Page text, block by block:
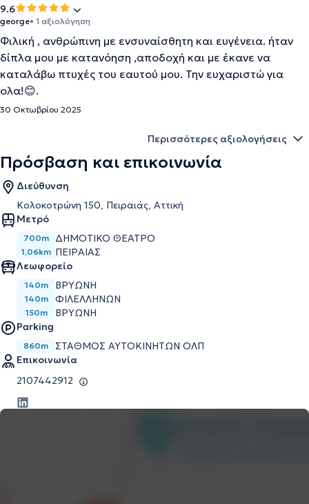
9.6
george• 1 αξιολόγηση
Φιλική , ανθρώπινη με ενσυναίσθητη και ευγένεια. ήταν
δίπλα μου με κατανόηση ,αποδοχή και με έκανε να
καταλάβω πτυχές του εαυτού μου. Την ευχαριστώ για
ολα!😊.
30 Οκτωβρίου 2025
Περισσότερες αξιολογήσεις
Πρόσβαση και επικοινωνία
Διεύθυνση
Κολοκοτρώνη 150, Πειραιάς, Αττική
Μετρό
700m ΔΗΜΟΤΙΚΌ ΘΈΑΤΡΟ
1,06km ΠΕΙΡΑΙΆΣ
Λεωφορείο
140m ΒΡΥΩΝΗ
140m ΦΙΛΕΛΛΗΝΩΝ
150m
ΒΡYΩΝΗ
Parking
860m
ΣΤΑΘΜΌΣ ΑΥΤΟΚΙΝΉΤΩΝ ΟΛΠ
Επικοινωνία
2107442912